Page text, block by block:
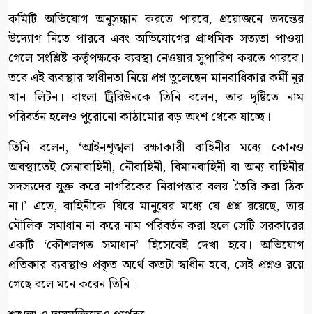
কমিটি অভিযোগ অনুসন্ধান করতে পারবে, প্রয়োজনে তদন্তের
উদ্যোগ নিতে পারবে এবং অভিযোগের প্রাথমিক সত্যতা পাওয়া
গেলে সংশ্লিষ্ট কর্তৃপক্ষকে ব্যবস্থা নেওয়ার সুপারিশ করতে পারবে।
তবে এই ব্যবস্থার স্বাধীনতা নিয়ে প্রশ্ন তুলেছেন মানবাধিকার কর্মী নূর
খান লিটন। বাংলা ট্রিবিউনকে তিনি বলেন, তার দৃষ্টিতে নাম
পরিবর্তন হলেও পুরোনো কাঠামোর বড় অংশ থেকে যাচ্ছে।
তিনি বলেন, ‘আইনশৃঙ্খলা রক্ষাকারী বাহিনীর মধ্যে কোনও
অবস্থাতেই সেনাবাহিনী, নৌবাহিনী, বিমানবাহিনী বা অন্য বাহিনীর
সদস্যদের যুক্ত করে নাগরিকের নিরাপত্তার বলয় তৈরি করা ঠিক
না।’ এতে, বাহিনীকে ঘিরে মানুষের মধ্যে যে প্রশ্ন রয়েছে, তার
মৌলিক সমাধান না করে নাম পরিবর্তন করা হলে সেটি সরকারের
একটি ‘কৌশলগত সমাধান’ হিসেবেই দেখা হবে। অভিযোগ
প্রতিকার ব্যবস্থাও প্রকৃত অর্থে কতটা স্বাধীন হবে, সেই প্রশ্নও রয়ে
গেছে বলে মনে করেন তিনি।